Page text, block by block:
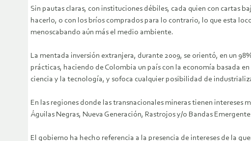
Sin pautas claras, con instituciones débiles, cada quien con cartas
hacerlo, o con los bríos comprados para lo contrario, lo que esta
menoscabando aún más el medio ambiente.
La mentada inversión extranjera, durante 2009, se orientó, en un
prácticas, haciendo de Colombia un país con la economía basada
ciencia y la tecnología, y sofoca cualquier posibilidad de
En las regiones donde las transnacionales mineras tienen
Águilas Negras, Nueva Generación, Rastrojos y/o Bandas
El gobierno ha hecho referencia a la presencia de intereses de la